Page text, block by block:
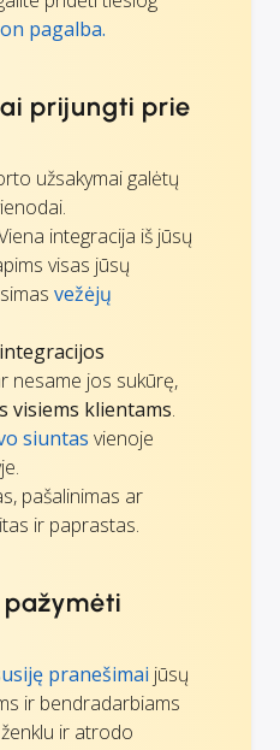
pagalba.
prijungti prie
užsakymai galėtų
integracija iš jūsų
visas jūsų
vežėjų
nesame jos sukūrę,
visiems klientams.
siuntas vienoje
pašalinimas ar
ir paprastas.
pažymėti
pranešimai jūsų
ir bendradarbiams
ir atrodo